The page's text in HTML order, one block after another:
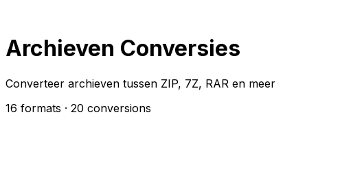
Archieven Conversies
Converteer archieven tussen ZIP, 7Z, RAR en meer
16 formats · 20 conversions